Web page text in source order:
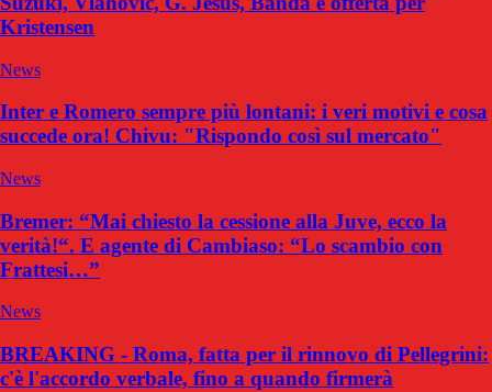
Kristensen
News
Inter e Romero sempre più lontani: i veri motivi e cosa
succede ora! Chivu: "Rispondo così sul mercato"
News
Bremer: “Mai chiesto la cessione alla Juve, ecco la
verità!“. E agente di Cambiaso: “Lo scambio con
Frattesi…”
News
BREAKING - Roma, fatta per il rinnovo di Pellegrini:
c'è l'accordo verbale, fino a quando firmerà